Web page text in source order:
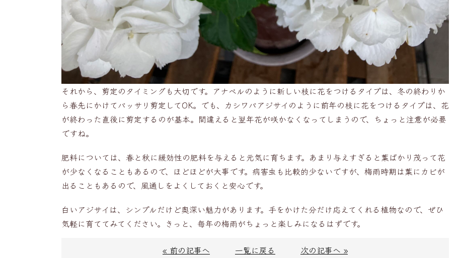
それから、剪定のタイミングも大切です。アナベルのように新しい枝に花をつけるタイプは、冬の終わりか
ら春先にかけてバッサリ剪定してOK。でも、カシワバアジサイのように前年の枝に花をつけるタイプは、花
が終わった直後に剪定するのが基本。間違えると翌年花が咲かなくなってしまうので、ちょっと注意が必要
ですね。
肥料については、春と秋に緩効性の肥料を与えると元気に育ちます。あまり与えすぎると葉ばかり茂って花
が少なくなることもあるので、ほどほどが大事です。病害虫も比較的少ないですが、梅雨時期は葉にカビが
出ることもあるので、風通しをよくしておくと安心です。
白いアジサイは、シンプルだけど奥深い魅力があります。手をかけた分だけ応えてくれる植物なので、ぜひ
気軽に育ててみてください。きっと、毎年の梅雨がちょっと楽しみになるはずです。
« 前の記事へ 一覧に戻る 次の記事へ »